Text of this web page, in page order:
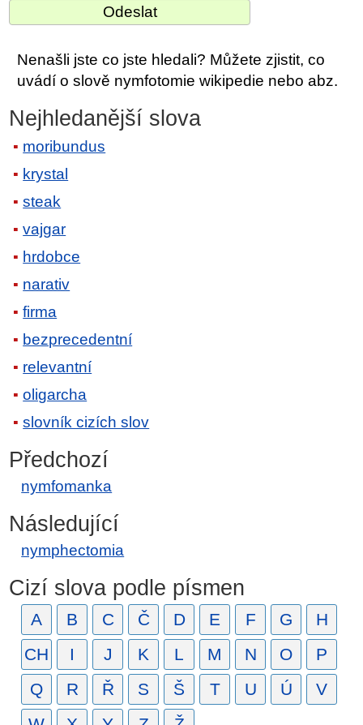
Nenašli jste co jste hledali? Můžete zjistit, co
uvádí o slově nymfotomie wikipedie nebo abz.
Nejhledanější slova
moribundus
krystal
steak
vajgar
hrdobce
narativ
firma
bezprecedentní
relevantní
oligarcha
slovník cizích slov
Předchozí
nymfomanka
Následující
nymphectomia
Cizí slova podle písmen
A B C Č D E F G
H
CH
I J K L M N O
P
Q
R Ř S Š T U Ú
V